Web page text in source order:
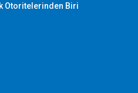
Otoritelerinden Biri